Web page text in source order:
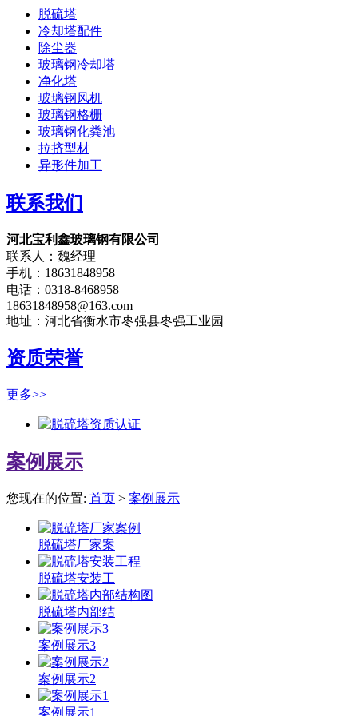
脱硫塔
冷却塔配件
除尘器
玻璃钢冷却塔
净化塔
玻璃钢风机
玻璃钢格栅
玻璃钢化粪池
拉挤型材
异形件加工
联系我们
河北宝利鑫玻璃钢有限公司
联系人：魏经理
手机：18631848958
电话：0318-8468958
18631848958@163.com
地址：河北省衡水市枣强县枣强工业园
资质荣誉
更多>>
案例展示
您现在的位置: 首页 > 案例展示
脱硫塔厂家案
脱硫塔安装工
脱硫塔内部结
案例展示3
案例展示2
案例展示1